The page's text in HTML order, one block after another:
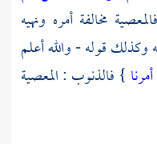
مخالفة أمره ونهيه
وكذلك قوله - والله أعلم
} فالذنوب : المعصية